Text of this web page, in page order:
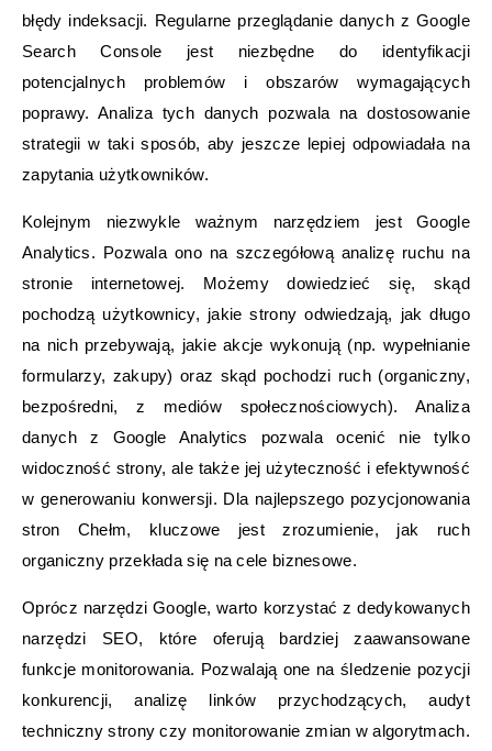
błędy indeksacji. Regularne przeglądanie danych z Google
Search Console jest niezbędne do identyfikacji
potencjalnych problemów i obszarów wymagających
poprawy. Analiza tych danych pozwala na dostosowanie
strategii w taki sposób, aby jeszcze lepiej odpowiadała na
zapytania użytkowników.
Kolejnym niezwykle ważnym narzędziem jest Google
Analytics. Pozwala ono na szczegółową analizę ruchu na
stronie internetowej. Możemy dowiedzieć się, skąd
pochodzą użytkownicy, jakie strony odwiedzają, jak długo
na nich przebywają, jakie akcje wykonują (np. wypełnianie
formularzy, zakupy) oraz skąd pochodzi ruch (organiczny,
bezpośredni, z mediów społecznościowych). Analiza
danych z Google Analytics pozwala ocenić nie tylko
widoczność strony, ale także jej użyteczność i efektywność
w generowaniu konwersji. Dla najlepszego pozycjonowania
stron Chełm, kluczowe jest zrozumienie, jak ruch
organiczny przekłada się na cele biznesowe.
Oprócz narzędzi Google, warto korzystać z dedykowanych
narzędzi SEO, które oferują bardziej zaawansowane
funkcje monitorowania. Pozwalają one na śledzenie pozycji
konkurencji, analizę linków przychodzących, audyt
techniczny strony czy monitorowanie zmian w algorytmach.